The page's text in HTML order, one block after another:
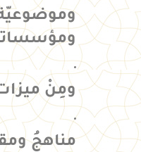
ومِنْ
مناهجُ